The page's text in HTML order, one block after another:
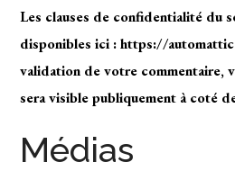
Les clauses de confidentialité du
disponibles ici : https://
validation de votre commentaire,
sera visible publiquement à coté
Médias